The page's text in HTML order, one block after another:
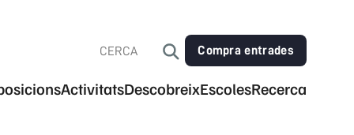
Compra entrades
ActivitatsDescobreixEscolesRecerca